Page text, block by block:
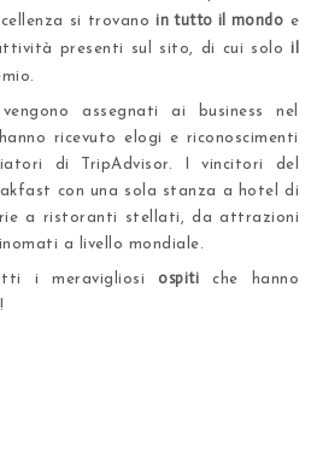
si trovano in tutto il mondo e
presenti sul sito, di cui solo il
assegnati ai business nel
ricevuto elogi e riconoscimenti
di TripAdvisor. I vincitori del
con una sola stanza a hotel di
a ristoranti stellati, da attrazioni
a livello mondiale.
i meravigliosi ospiti che hanno